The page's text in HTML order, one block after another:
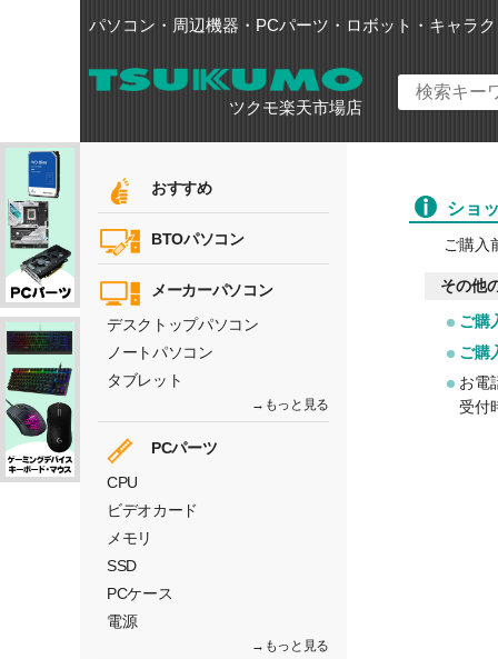
パソコン・周辺機器・PCパーツ・ロボット・キャラ
ツクモ楽天市場店
ショ
ご購入
その他
ご購
ご購
お電
受付